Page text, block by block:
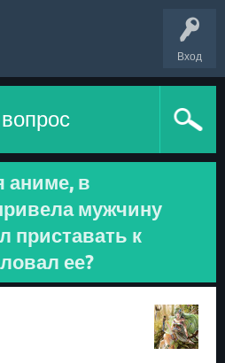
Вход
аниме, в
мужчину
приставать к
ее?